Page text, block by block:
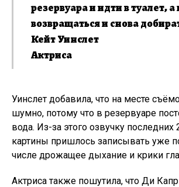
резервуара и идти в туалет, а
возвращаться и снова
Кейт Уинслет
Актриса
Уинслет добавила, что на месте
шумно, потому что в резервуаре
вода. Из-за этого озвучку последних
картины пришлось записывать уже
числе дрожащее дыхание и крики
Актриса также пошутила, что Ди